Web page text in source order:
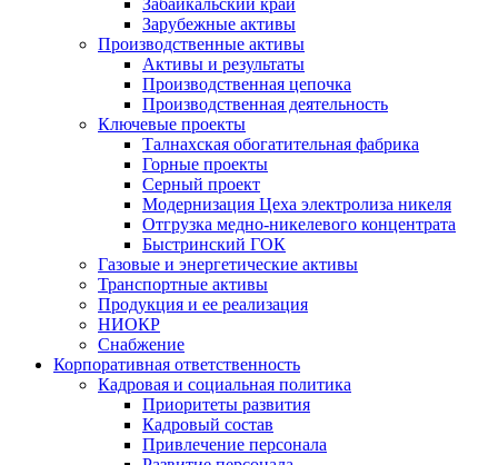
Забайкальский край
Зарубежные активы
Производственные активы
Активы и результаты
Производственная цепочка
Производственная деятельность
Ключевые проекты
Талнахская обогатительная фабрика
Горные проекты
Серный проект
Модернизация Цеха электролиза никеля
Отгрузка медно-никелевого концентрата
Быстринский ГОК
Газовые и энергетические активы
Транспортные активы
Продукция и ее реализация
НИОКР
Снабжение
Корпоративная ответственность
Кадровая и социальная политика
Приоритеты развития
Кадровый состав
Привлечение персонала